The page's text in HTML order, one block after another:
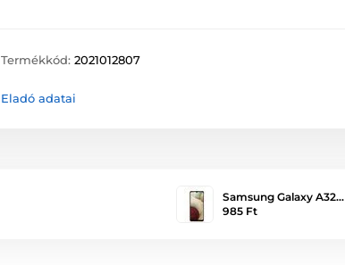
Termékkód: 2021012807
Eladó adatai
Samsung Galaxy A32…
985 Ft